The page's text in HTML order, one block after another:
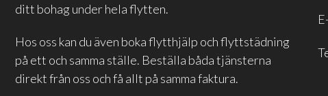
ditt bohag under hela flytten.
Hos oss kan du även boka flytthjälp och flyttstädning
på ett och samma ställe. Beställa båda tjänsterna
direkt från oss och få allt på samma faktura.